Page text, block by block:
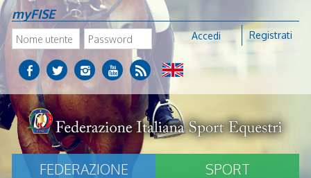
myFISE
Accedi Registrati
FEDERAZIONE
SPORT